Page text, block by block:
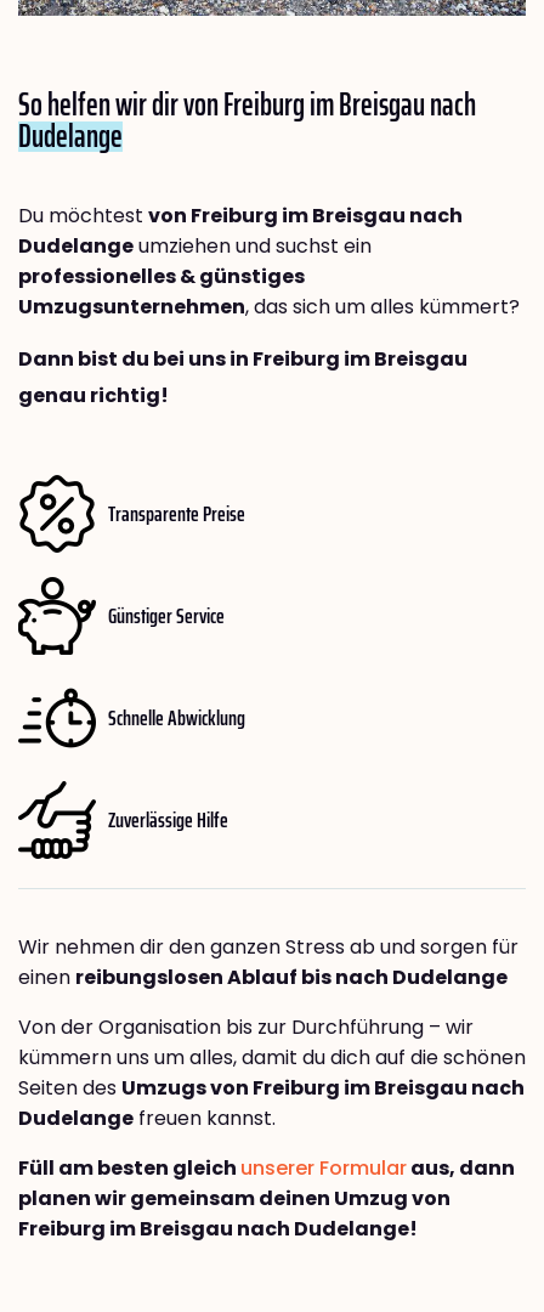
So helfen wir dir von Freiburg im Breisgau nach
Dudelange
Du möchtest von Freiburg im Breisgau nach
Dudelangeumziehen und suchst ein
professionelles & günstiges
Umzugsunternehmen, das sich um alles kümmert?
Dann bist du bei uns in Freiburg im Breisgau
genau richtig!
Transparente Preise
Günstiger Service
Schnelle Abwicklung
Zuverlässige Hilfe
Wir nehmen dir den ganzen Stress ab und sorgen für
einen reibungslosen Ablauf bis nach Dudelange
Von der Organisation bis zur Durchführung – wir
kümmern uns um alles, damit du dich auf die schönen
Seiten des Umzugs von Freiburg im Breisgau nach
Dudelange freuen kannst.
Füll am besten gleich unserer Formularaus, dann
planen wir gemeinsam deinen Umzug von
Freiburg im Breisgau nach Dudelange!